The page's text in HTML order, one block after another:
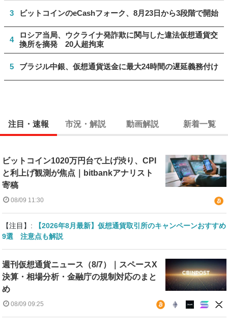
3 ビットコインのeCashフォーク、8月23日から3段階で開始
4
ロシア当局、ウクライナ発詐欺に関与した違法仮想通貨交
換所を摘発 20人超拘束
5 ブラジル中銀、仮想通貨送金に最大24時間の遅延義務付け
注目・速報 市況・解説 動画解説 新着一覧
ビットコイン1020万円台で上げ渋り、CPI
と利上げ観測が焦点｜bitbankアナリスト
寄稿
08/09 11:30
【注目】:
【2026年8月最新】仮想通貨取引所のキャンペーンおすすめ
9選 注意点も解説
週刊仮想通貨ニュース（8/7）｜スペースX
決算・相場分析・金融庁の規制対応のまと
め
08/09 09:25